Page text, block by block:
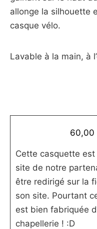
allonge la silhouette
casque vélo.
Lavable à la main, à
60,00
Cette casquette
site de notre
être redirigé sur la
son site. Pourtant
est bien fabriquée
chapellerie ! :D